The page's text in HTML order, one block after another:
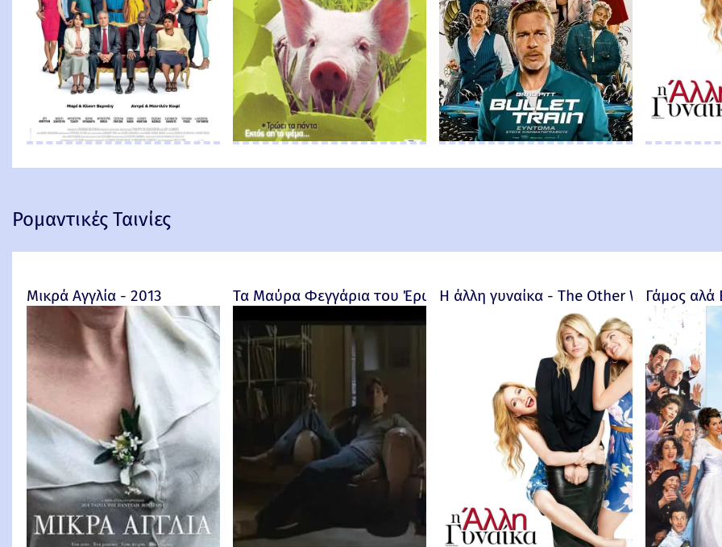
Ρομαντικές Ταινίες
Μικρά Αγγλία - 2013 Τα Μαύρα Φεγγάρια του Έρωτα - Bitter Moon – 1992
Η άλλη γυναίκα - The Other Woman –
Γάμος αλά